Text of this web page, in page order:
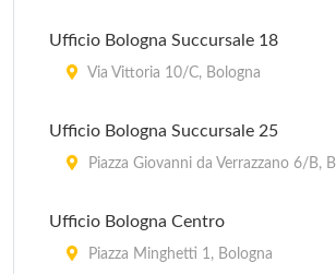
Ufficio Bologna Succursale 18
Via Vittoria 10/C, Bologna
Ufficio Bologna Succursale 25
Piazza Giovanni da Verrazzano 6/B,
Ufficio Bologna Centro
Piazza Minghetti 1, Bologna